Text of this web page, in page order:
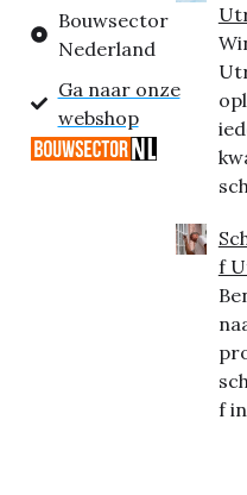
Bouwsector
Nederland
Ga naar onze
webshop
f
f